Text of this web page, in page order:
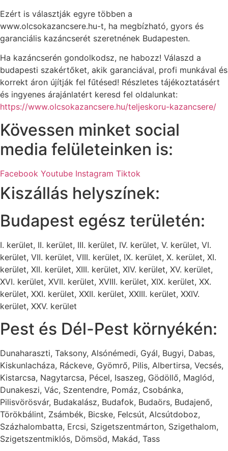
Ezért is választják egyre többen a
www.olcsokazancsere.hu-t, ha megbízható, gyors és
garanciális kazáncserét szeretnének Budapesten.
Ha kazáncserén gondolkodsz, ne habozz! Válaszd a
budapesti szakértőket, akik garanciával, profi munkával és
korrekt áron újítják fel fűtésed! Részletes tájékoztatásért
és ingyenes árajánlatért keresd fel oldalunkat:
https://www.olcsokazancsere.hu/teljeskoru-kazancsere/
Kövessen minket social
media felületeinken is:
Facebook Youtube Instagram Tiktok
Kiszállás helyszínek:
Budapest egész területén:
I. kerület, II. kerület, III. kerület, IV. kerület, V. kerület, VI.
kerület, VII. kerület, VIII. kerület, IX. kerület, X. kerület, XI.
kerület, XII. kerület, XIII. kerület, XIV. kerület, XV. kerület,
XVI. kerület, XVII. kerület, XVIII. kerület, XIX. kerület, XX.
kerület, XXI. kerület, XXII. kerület, XXIII. kerület, XXIV.
kerület, XXV. kerület
Pest és Dél-Pest környékén:
Dunaharaszti, Taksony, Alsónémedi, Gyál, Bugyi, Dabas,
Kiskunlacháza, Ráckeve, Gyömrő, Pilis, Albertirsa, Vecsés,
Kistarcsa, Nagytarcsa, Pécel, Isaszeg, Gödöllő, Maglód,
Dunakeszi, Vác, Szentendre, Pomáz, Csobánka,
Pilisvörösvár, Budakalász, Budafok, Budaörs, Budajenő,
Törökbálint, Zsámbék, Bicske, Felcsút, Alcsútdoboz,
Százhalombatta, Ercsi, Szigetszentmárton, Szigethalom,
Szigetszentmiklós, Dömsöd, Makád, Tass